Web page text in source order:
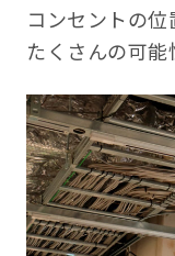
コンセントの位
たくさんの可能